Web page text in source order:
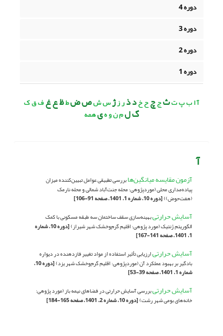
دوره 4
دوره 3
دوره 2
دوره 1
آابپتثجچحخد ذرزژسشص ضطظ ع غفقک
گ لمنوهیهمه
آ
آزمون مقایسه میانگین‌هابررسی تطبیقی عوامل تبیین‌کننده میزان
پیاده‌مداری محلی (موردپژوهی: محله جنت‌آباد شمالی و محله نارمک
(هفت‌حوض))[دوره 10، شماره 1، 1401، صفحه 91-106]
آسایش حرارتیبهینه‌سازی سقف ساختمان سه طبقه مسکونی با کمک
الگوریتم ژنتیک (مورد پژوهی: اقلیم گرم‌وخشک شهر شیراز)
[دوره 10، شماره
1، 1401، صفحه 141-167]
آسایش حرارتیارزیابی تأثیر استفاده از مواد تغییر فازدهنده در دیواره
بادگیر بر بهبود عملکرد آن (موردپژوهی: اقلیم گرم‌وخشک شهر یزد)
[دوره 10،
شماره 1، 1401، صفحه 39-53]
آسایش حرارتیبررسی آسایش حرارتی در فضاهای نیمه باز (مورد پژوهی:
خانه‌های بومی شهر رشت)[دوره 10، شماره 2، 1401، صفحه 165-184]